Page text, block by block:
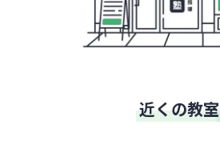
近くの教室